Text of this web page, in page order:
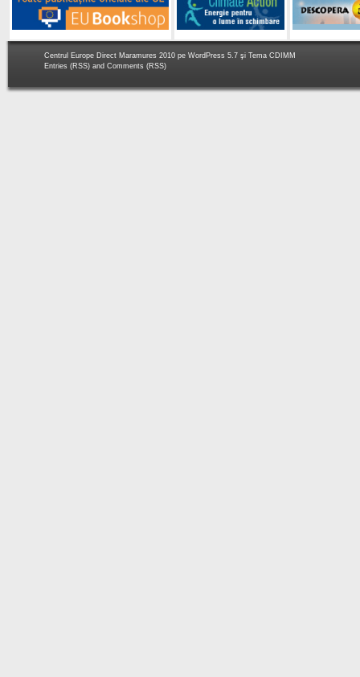
Centrul Europe Direct Maramures 2010 pe WordPress 5.7 şi Tema CDIMM
Entries (RSS) and Comments (RSS)